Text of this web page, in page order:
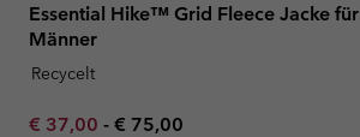
Essential Hike™ Grid Fleece Jacke für
Männer
Recycelt
Minimum sale price:
€ 37,00 - Maximum price:
€ 75,00